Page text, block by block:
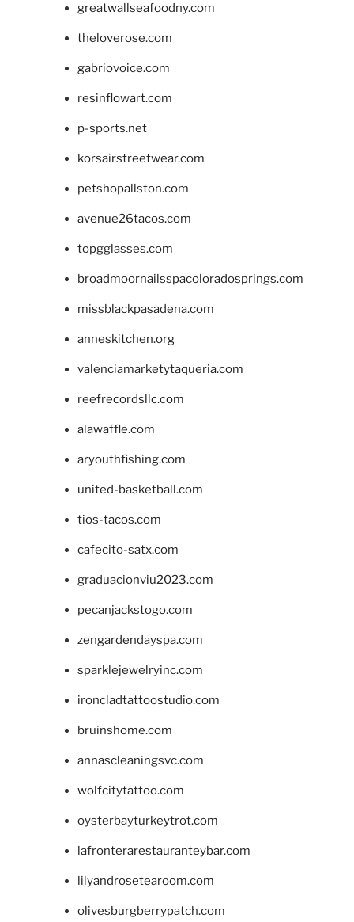
greatwallseafoodny.com
theloverose.com
gabriovoice.com
resinflowart.com
p-sports.net
korsairstreetwear.com
petshopallston.com
avenue26tacos.com
topgglasses.com
broadmoornailsspacoloradosprings.com
missblackpasadena.com
anneskitchen.org
valenciamarketytaqueria.com
reefrecordsllc.com
alawaffle.com
aryouthfishing.com
united-basketball.com
tios-tacos.com
cafecito-satx.com
graduacionviu2023.com
pecanjackstogo.com
zengardendayspa.com
sparklejewelryinc.com
ironcladtattoostudio.com
bruinshome.com
annascleaningsvc.com
wolfcitytattoo.com
oysterbayturkeytrot.com
lafronterarestauranteybar.com
lilyandrosetearoom.com
olivesburgberrypatch.com